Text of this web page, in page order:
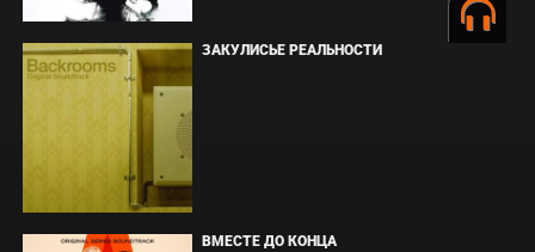
ЗАКУЛИСЬЕ РЕАЛЬНОСТИ
ВМЕСТЕ ДО КОНЦА